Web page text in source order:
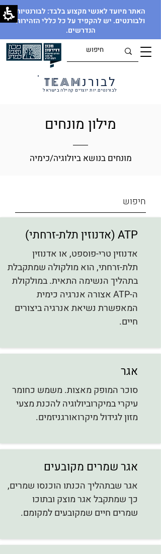
האתר מיועד לאנשי מקצוע בלבד: לבורנטיות
ולבורנטים. יש להקפיד על כל כללי הזהירות
הנדרשים.
לבורנTEAM
לבורנטים.יות יוצרים קהילה בישראל
מילון מונחים
מונחים בנושא ביולוגיה/כימיה
ATP (אדנוזין תלת-זרחתי)
אדנוזין טרי-פוספט, או אדנוזין
תלת-זרחתי, הוא מולקולה שמתקבלת
בתהליך הנשימה התאית. במולקולת
ה-ATP אצורה אנרגיה כימית
המאפשרת נשיאת אנרגיה ביצורים
חיים.
אגר
סוכר המופק מאצות. משמש כחומר
עיקרי במיקרוביולוגיה להכנת מצעי
מזון לגידול מיקרואורגניזמים.
אגר שמרים מקובעים
אגר שבתהליך הכנתו הוכנסו שמרים,
כך שמתקבל אגר מוצק ובתוכו
שמרים חיים שמקובעים למקומם.